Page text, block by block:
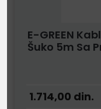
E-GREEN
Šuko 5m Sa
1.714,00 din.